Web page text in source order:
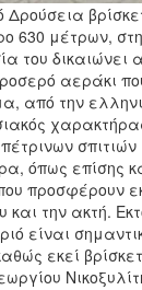
630 μέτρων,
του δικαιώνει
αεράκι
από την
όπως επίσης
προσφέρουν
την ακτή.
είναι
εκεί